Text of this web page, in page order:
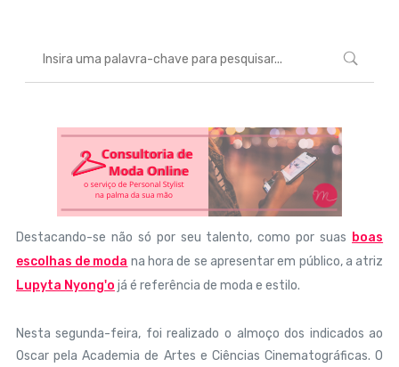
Destacando-se não só por seu talento, como por suas boas
escolhas de moda na hora de se apresentar em público, a atriz
Lupyta Nyong'o já é referência de moda e estilo.
Nesta segunda-feira, foi realizado o almoço dos indicados ao
Oscar pela Academia de Artes e Ciências Cinematográficas. O